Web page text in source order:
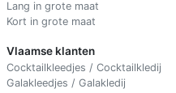
Lang in grote maat
Kort in grote maat
Vlaamse klanten
Cocktailkleedjes / Cocktailkledij
Galakleedjes / Galakledij